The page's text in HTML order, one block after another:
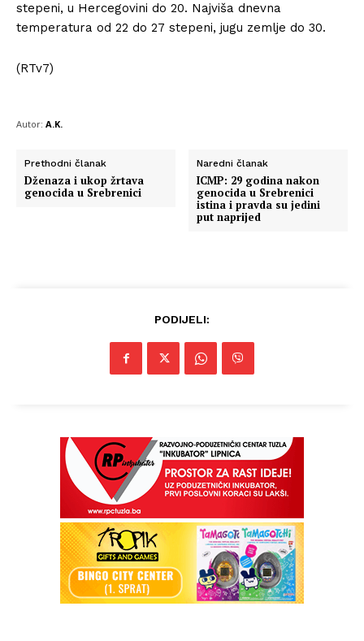
stepeni, u Hercegovini do 20. Najviša dnevna
temperatura od 22 do 27 stepeni, jugu zemlje do 30.
(RTv7)
Autor: A.K.
Prethodni članak
Dženaza i ukop žrtava
genocida u Srebrenici
Naredni članak
ICMP: 29 godina nakon
genocida u Srebrenici
istina i pravda su jedini
put naprijed
PODIJELI: